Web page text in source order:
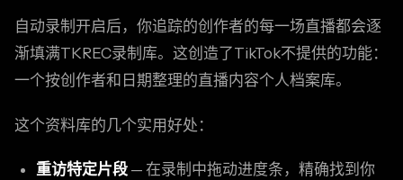
自动录制开启后，你追踪的创作者的每一场直播都会逐
渐填满TKREC录制库。这创造了TikTok不提供的功能：
一个按创作者和日期整理的直播内容个人档案库。
这个资料库的几个实用好处：
重访特定片段 — 在录制中拖动进度条，精确找到你